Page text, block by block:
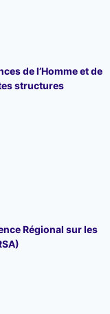
de l’Homme et de
structures
Régional sur les